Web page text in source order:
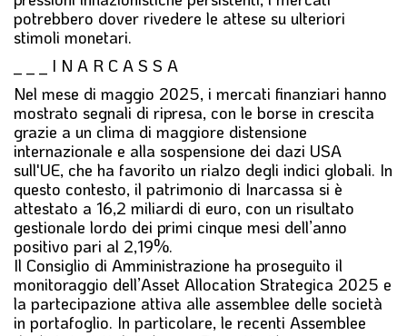
potrebbero dover rivedere le attese su ulteriori
stimoli monetari.
_ _ _ I N A R C A S S A
Nel mese di maggio 2025, i mercati finanziari hanno
mostrato segnali di ripresa, con le borse in crescita
grazie a un clima di maggiore distensione
internazionale e alla sospensione dei dazi USA
sull'UE, che ha favorito un rialzo degli indici globali. In
questo contesto, il patrimonio di Inarcassa si è
attestato a 16,2 miliardi di euro, con un risultato
gestionale lordo dei primi cinque mesi dell’anno
positivo pari al 2,19%.
Il Consiglio di Amministrazione ha proseguito il
monitoraggio dell’Asset Allocation Strategica 2025 e
la partecipazione attiva alle assemblee delle società
in portafoglio. In particolare, le recenti Assemblee